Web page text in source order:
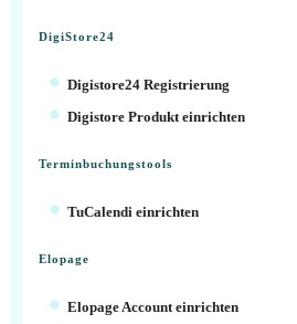
DigiStore24
Digistore24 Registrierung
Digistore Produkt einrichten
Terminbuchungstools
TuCalendi einrichten
Elopage
Elopage Account einrichten